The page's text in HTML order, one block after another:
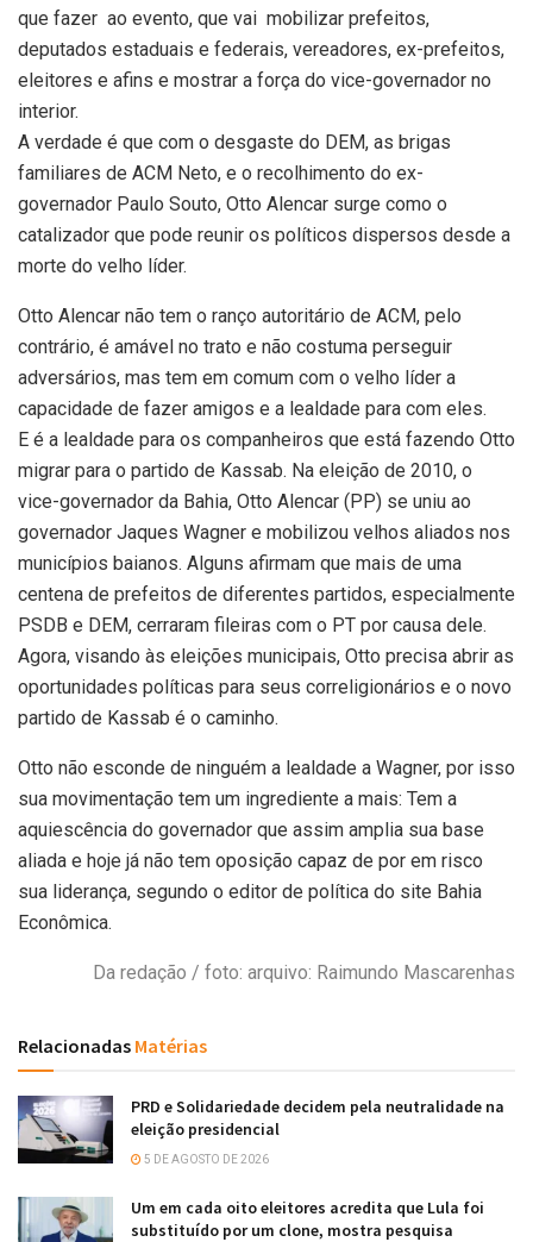
que fazer ao evento, que vai mobilizar prefeitos,
deputados estaduais e federais, vereadores, ex-prefeitos,
eleitores e afins e mostrar a força do vice-governador no
interior.
A verdade é que com o desgaste do DEM, as brigas
familiares de ACM Neto, e o recolhimento do ex-
governador Paulo Souto, Otto Alencar surge como o
catalizador que pode reunir os políticos dispersos desde a
morte do velho líder.
Otto Alencar não tem o ranço autoritário de ACM, pelo
contrário, é amável no trato e não costuma perseguir
adversários, mas tem em comum com o velho líder a
capacidade de fazer amigos e a lealdade para com eles.
E é a lealdade para os companheiros que está fazendo Otto
migrar para o partido de Kassab. Na eleição de 2010, o
vice-governador da Bahia, Otto Alencar (PP) se uniu ao
governador Jaques Wagner e mobilizou velhos aliados nos
municípios baianos. Alguns afirmam que mais de uma
centena de prefeitos de diferentes partidos, especialmente
PSDB e DEM, cerraram fileiras com o PT por causa dele.
Agora, visando às eleições municipais, Otto precisa abrir as
oportunidades políticas para seus correligionários e o novo
partido de Kassab é o caminho.
Otto não esconde de ninguém a lealdade a Wagner, por isso
sua movimentação tem um ingrediente a mais: Tem a
aquiescência do governador que assim amplia sua base
aliada e hoje já não tem oposição capaz de por em risco
sua liderança, segundo o editor de política do site Bahia
Econômica.
Da redação / foto: arquivo: Raimundo Mascarenhas
Relacionadas Matérias
PRD e Solidariedade decidem pela neutralidade na
eleição presidencial
5 DE AGOSTO DE 2026
Um em cada oito eleitores acredita que Lula foi
substituído por um clone, mostra pesquisa